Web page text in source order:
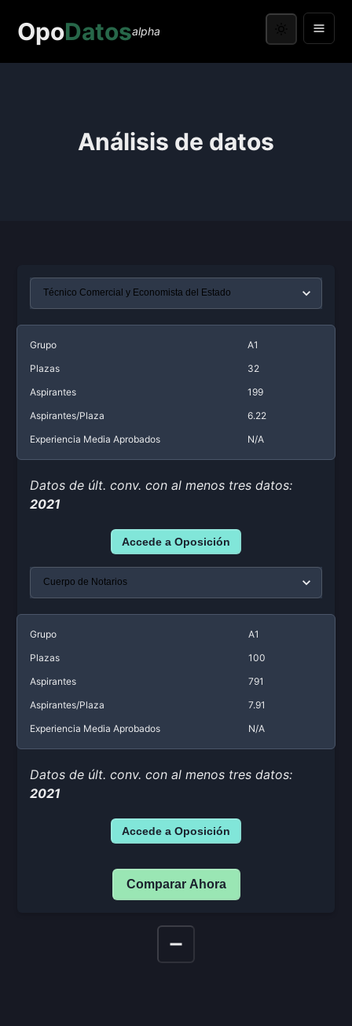
OpoDatosalpha
Análisis de datos
Grupo
A1
Plazas
32
Aspirantes
199
Aspirantes/Plaza
6.22
Experiencia Media Aprobados
N/A
Datos de últ. conv. con al menos tres datos:
2021
Accede a Oposición
Grupo
A1
Plazas
100
Aspirantes
791
Aspirantes/Plaza
7.91
Experiencia Media Aprobados
N/A
Datos de últ. conv. con al menos tres datos:
2021
Accede a Oposición
Comparar Ahora